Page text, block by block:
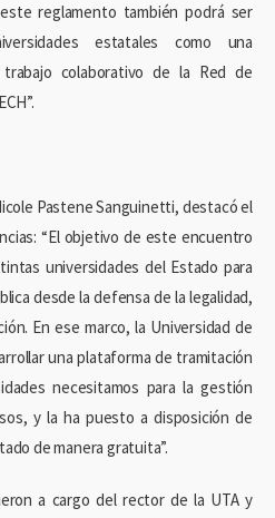
reglamento también podrá ser
estatales como una
colaborativo de la Red de
Pastene Sanguinetti, destacó el
“El objetivo de este encuentro
universidades del Estado para
desde la defensa de la legalidad,
En ese marco, la Universidad de
una plataforma de tramitación
necesitamos para la gestión
y la ha puesto a disposición de
de manera gratuita”.
a cargo del rector de la UTA y